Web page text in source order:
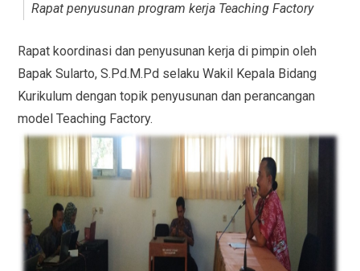
Rapat penyusunan program kerja Teaching Factory
Rapat koordinasi dan penyusunan kerja di pimpin oleh
Bapak Sularto, S.Pd.M.Pd selaku Wakil Kepala Bidang
Kurikulum dengan topik penyusunan dan perancangan
model Teaching Factory.